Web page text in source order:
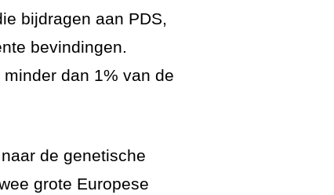
bijdragen aan PDS,
bevindingen.
dan 1% van de
de genetische
grote Europese